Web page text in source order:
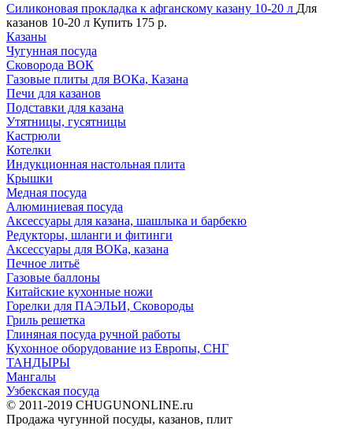
Силиконовая прокладка к афганскому казану 10-20 л Для
казанов 10-20 л Купить 175 р.
Казаны
Чугунная посуда
Сковорода ВОК
Газовые плиты для ВОКа, Казана
Печи для казанов
Подставки для казана
Утятницы, гусятницы
Кастрюли
Котелки
Индукционная настольная плита
Крышки
Медная посуда
Алюминиевая посуда
Аксессуары для казана, шашлыка и барбекю
Редукторы, шланги и фитинги
Аксессуары для ВОКа, казана
Печное литьё
Газовые баллоны
Китайские кухонные ножи
Горелки для ПАЭЛЬИ, Сковороды
Гриль решетка
Глиняная посуда ручной работы
Кухонное оборудование из Европы, СНГ
ТАНДЫРЫ
Мангалы
Узбекская посуда
© 2011-2019 CHUGUNONLINE.ru
Продажа чугунной посуды, казанов, плит